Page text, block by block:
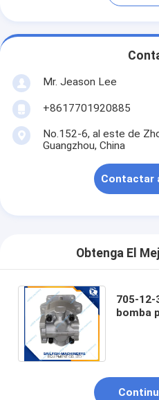
Mr. Jeason Lee
+8617701920885
No.152-6, al este de
Guangzhou, China
Contactar
Obtenga El
705-12-
bomba